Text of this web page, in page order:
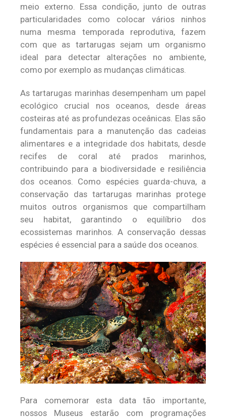
meio externo. Essa condição, junto de outras
particularidades como colocar vários ninhos
numa mesma temporada reprodutiva, fazem
com que as tartarugas sejam um organismo
ideal para detectar alterações no ambiente,
como por exemplo as mudanças climáticas.
As tartarugas marinhas desempenham um papel
ecológico crucial nos oceanos, desde áreas
costeiras até as profundezas oceânicas. Elas são
fundamentais para a manutenção das cadeias
alimentares e a integridade dos habitats, desde
recifes de coral até prados marinhos,
contribuindo para a biodiversidade e resiliência
dos oceanos. Como espécies guarda-chuva, a
conservação das tartarugas marinhas protege
muitos outros organismos que compartilham
seu habitat, garantindo o equilíbrio dos
ecossistemas marinhos. A conservação dessas
espécies é essencial para a saúde dos oceanos.
Para comemorar esta data tão importante,
nossos Museus estarão com programações